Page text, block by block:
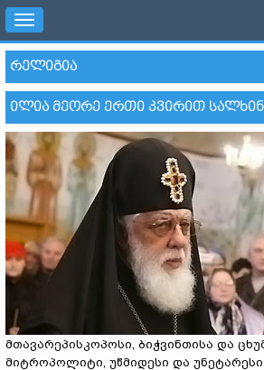
Toggle
navigation
ᲠᲔᲚᲘᲒᲘᲐ
ᲘᲚᲘᲐ ᲛᲔᲝᲠᲔ ᲔᲠᲗᲘ ᲙᲕᲘᲠᲘᲗ
მთავარეპისკოპოსი, ბიჭვინთისა და
მიტროპოლიტი, უწმიდესი და